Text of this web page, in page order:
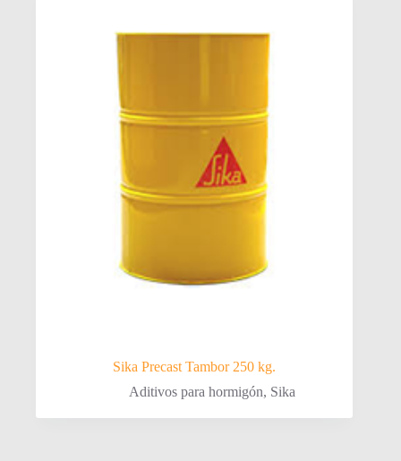
Sika Precast Tambor 250 kg.
Aditivos para hormigón, Sika